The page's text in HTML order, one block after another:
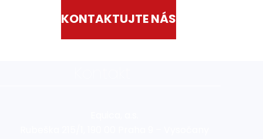
KONTAKTUJTE NÁS